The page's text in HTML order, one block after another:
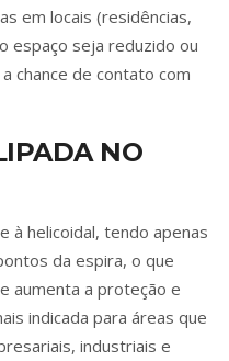
em locais (residências,
espaço seja reduzido ou
chance de contato com
NO
à helicoidal, tendo apenas
da espira, o que
aumenta a proteção e
indicada para áreas que
industriais e